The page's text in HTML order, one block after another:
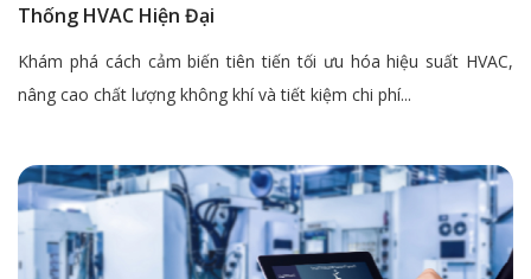
Thống HVAC Hiện Đại
Khám phá cách cảm biến tiên tiến tối ưu hóa hiệu suất HVAC,
nâng cao chất lượng không khí và tiết kiệm chi phí...